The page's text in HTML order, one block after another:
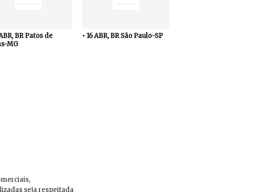
BR Patos de
MG
• 16 ABR, BR São Paulo-SP
seja respeitada